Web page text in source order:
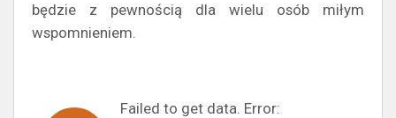
będzie z pewnością dla wielu osób miłym
wspomnieniem.
Failed to get data. Error: